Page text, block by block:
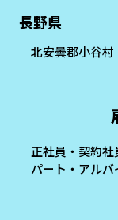
長野県
北安曇郡小谷村
正社員・契約社
パート・アルバ